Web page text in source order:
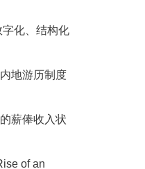
化、结构化
地游历制度
薪俸收入状
of an